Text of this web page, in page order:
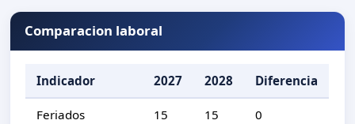
Comparacion laboral
Indicador 2027 2028 Diferencia
Feriados 15 15 0